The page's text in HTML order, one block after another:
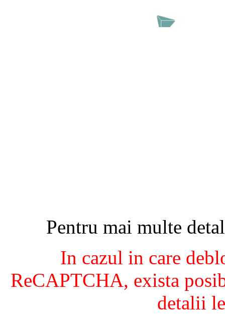
Pentru mai multe
In cazul in care
ReCAPTCHA, exista
detalii